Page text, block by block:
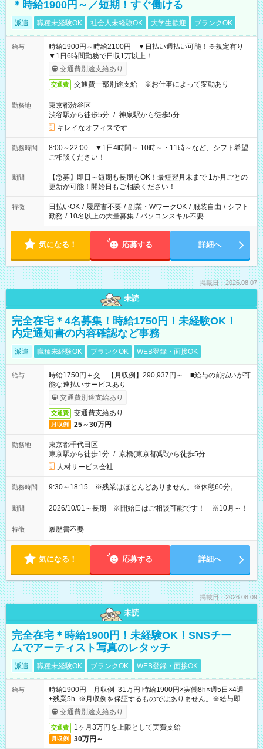
＊時給1900円～／短期！すぐ働ける
派遣 職種未経験OK 社会人未経験OK 大学生歓迎 ブランクOK
給与
時給1900円～時給2100円 ▼日払い週払い可能！※規定有り
▼1日6時間勤務で日収1万以上！
交通費別途支給あり
交通費 交通費一部別途支給 ※お仕事によって変動あり
勤務地
東京都渋谷区
渋谷駅から徒歩5分 / 神泉駅から徒歩5分
キレイなオフィスです
勤務時間
8:00～22:00 ▼1日4時間～ 10時～・11時～など、シフト希望
ご相談ください！
期間
【急募】即日～短期も長期もOK！最短翌月末まで 1か月ごとの
更新が可能！開始日もご相談ください！
特徴 日払いOK / 履歴書不要 / 副業・WワークOK / 服装自由 / シフト
勤務 / 10名以上の大量募集 / パソコンスキル不要
気になる！ 応募する 詳細へ
掲載日：2026.08.07
未読
完全在宅＊4名募集！時給1750円！未経験OK！
内定通知書の内容確認など事務
派遣 職種未経験OK ブランクOK WEB登録・面接OK
給与
時給1750円＋交 【月収例】290,937円～ ■給与の前払いが可
能な速払いサービスあり
交通費別途支給あり
交通費 交通費支給あり
月収例 25～30万円
勤務地
東京都千代田区
東京駅から徒歩1分 / 京橋(東京都)駅から徒歩5分
人材サービス会社
勤務時間 9:30～18:15 ※残業はほとんどありません。※休憩60分。
期間 2026/10/01～長期 ※開始日はご相談可能です！ ※10月～！
特徴 履歴書不要
気になる！ 応募する 詳細へ
掲載日：2026.08.09
未読
完全在宅＊時給1900円！未経験OK！SNSチー
ムでアーティスト写真のレタッチ
派遣 職種未経験OK ブランクOK WEB登録・面接OK
給与
時給1900円 月収例 31万円 時給1900円×実働8h×週5日×4週
+残業5h ※月収例を保証するものではありません。※給与即受
取りサービス利用可（利用条件有）
交通費別途支給あり
交通費 1ヶ月3万円を上限として実費支給
月収例 30万円～